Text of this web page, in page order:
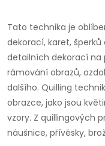
Tato technika je
dekorací, karet,
detailních dekorací na
rámování obrazů,
dalšího. Quilling
obrazce, jako jsou
vzory. Z quillingových
náušnice, přívěsky,